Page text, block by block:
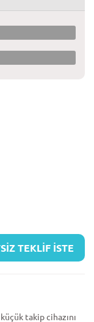
TEKLİF İSTE
takip cihazını